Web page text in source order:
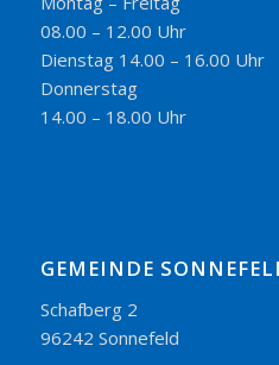
08.00 – 12.00 Uhr
Dienstag 14.00 – 16.00 Uhr
Donnerstag
14.00 – 18.00 Uhr
GEMEINDE
Schafberg 2
96242 Sonnefeld